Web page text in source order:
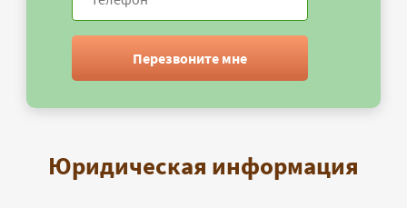
Перезвоните мне
Юридическая информация